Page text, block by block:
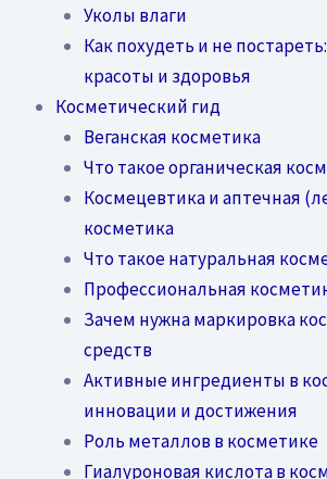
Уколы влаги
Как похудеть и не
красоты и здоровья
Косметический гид
Веганская косметика
Что такое органическая
Космецевтика и аптечная
косметика
Что такое натуральная
Профессиональная
Зачем нужна маркировка
средств
Активные ингредиенты в
инновации и достижения
Роль металлов в косметике
Гиалуроновая кислота в